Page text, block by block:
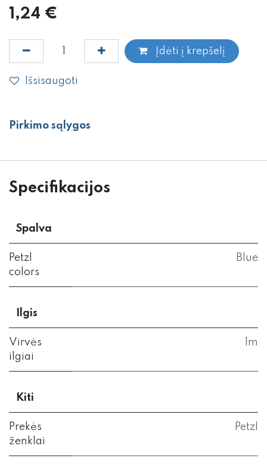
1,24 €
Įdėti į krepšelį
Išsisaugoti
Pirkimo sąlygos
Specifikacijos
Spalva
Petzl
colors
Blue
Ilgis
Virvės
ilgiai
1m
Kiti
Prekės
ženklai
Petzl